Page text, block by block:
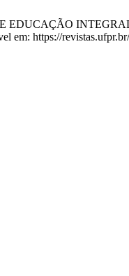
EDUCAÇÃO
em: https://